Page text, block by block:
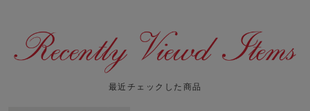
最近チェックした商品